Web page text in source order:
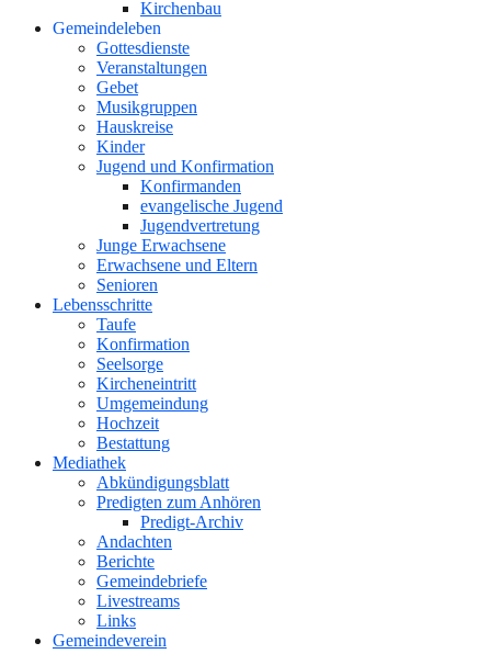
Kirchenbau
Gemeindeleben
Gottesdienste
Veranstaltungen
Gebet
Musikgruppen
Hauskreise
Kinder
Jugend und Konfirmation
Konfirmanden
evangelische Jugend
Jugendvertretung
Junge Erwachsene
Erwachsene und Eltern
Senioren
Lebensschritte
Taufe
Konfirmation
Seelsorge
Kircheneintritt
Umgemeindung
Hochzeit
Bestattung
Mediathek
Abkündigungsblatt
Predigten zum Anhören
Predigt-Archiv
Andachten
Berichte
Gemeindebriefe
Livestreams
Links
Gemeindeverein